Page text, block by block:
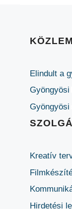
Elindult a
Gyöngyösi
Kreatív
Hirdetési